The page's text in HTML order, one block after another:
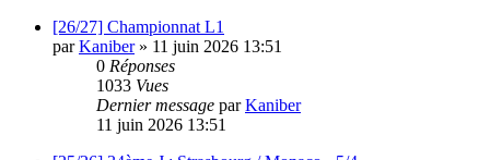
[26/27] Championnat L1
parKaniber» 11 juin 2026 13:51
0 Réponses
1033 Vues
Dernier message parKaniber
11 juin 2026 13:51